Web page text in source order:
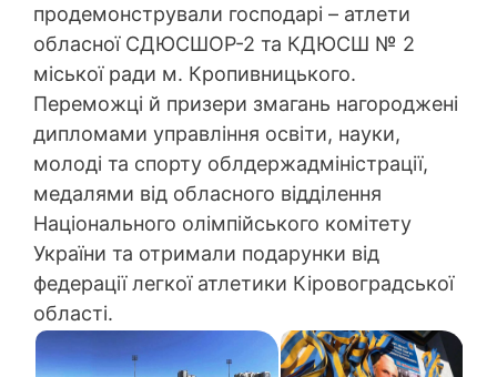
продемонстрували господарі – атлети
обласної СДЮСШОР-2 та КДЮСШ № 2
міської ради м. Кропивницького.
Переможці й призери змагань нагороджені
дипломами управління освіти, науки,
молоді та спорту облдержадміністрації,
медалями від обласного відділення
Національного олімпійського комітету
України та отримали подарунки від
федерації легкої атлетики Кіровоградської
області.